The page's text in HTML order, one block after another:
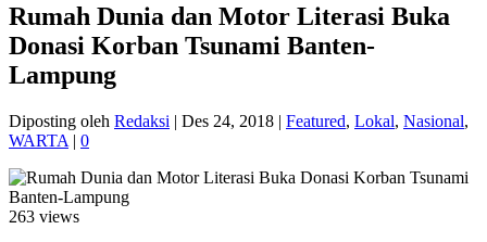
Rumah Dunia dan Motor Literasi Buka
Donasi Korban Tsunami Banten-
Lampung
Diposting oleh Redaksi | Des 24, 2018 | Featured, Lokal, Nasional,
WARTA | 0
263 views